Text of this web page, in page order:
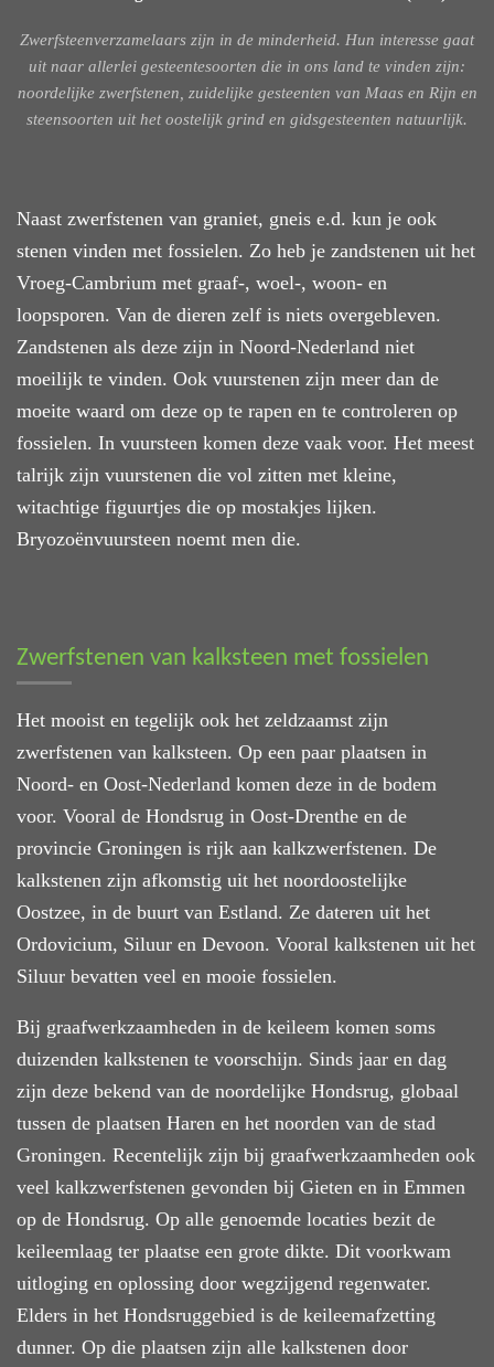
Zwerfsteenverzamelaars zijn in de minderheid. Hun interesse gaat
uit naar allerlei gesteentesoorten die in ons land te vinden zijn:
noordelijke zwerfstenen, zuidelijke gesteenten van Maas en Rijn en
steensoorten uit het oostelijk grind en gidsgesteenten natuurlijk.
Naast zwerfstenen van graniet, gneis e.d. kun je ook
stenen vinden met fossielen. Zo heb je zandstenen uit het
Vroeg-Cambrium met graaf-, woel-, woon- en
loopsporen. Van de dieren zelf is niets overgebleven.
Zandstenen als deze zijn in Noord-Nederland niet
moeilijk te vinden. Ook vuurstenen zijn meer dan de
moeite waard om deze op te rapen en te controleren op
fossielen. In vuursteen komen deze vaak voor. Het meest
talrijk zijn vuurstenen die vol zitten met kleine,
witachtige figuurtjes die op mostakjes lijken.
Bryozoënvuursteen noemt men die.
Zwerfstenen van kalksteen met fossielen
Het mooist en tegelijk ook het zeldzaamst zijn
zwerfstenen van kalksteen. Op een paar plaatsen in
Noord- en Oost-Nederland komen deze in de bodem
voor. Vooral de Hondsrug in Oost-Drenthe en de
provincie Groningen is rijk aan kalkzwerfstenen. De
kalkstenen zijn afkomstig uit het noordoostelijke
Oostzee, in de buurt van Estland. Ze dateren uit het
Ordovicium, Siluur en Devoon. Vooral kalkstenen uit het
Siluur bevatten veel en mooie fossielen.
Bij graafwerkzaamheden in de keileem komen soms
duizenden kalkstenen te voorschijn. Sinds jaar en dag
zijn deze bekend van de noordelijke Hondsrug, globaal
tussen de plaatsen Haren en het noorden van de stad
Groningen. Recentelijk zijn bij graafwerkzaamheden ook
veel kalkzwerfstenen gevonden bij Gieten en in Emmen
op de Hondsrug. Op alle genoemde locaties bezit de
keileemlaag ter plaatse een grote dikte. Dit voorkwam
uitloging en oplossing door wegzijgend regenwater.
Elders in het Hondsruggebied is de keileemafzetting
dunner. Op die plaatsen zijn alle kalkstenen door